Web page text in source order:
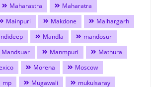
Maharastra
Maharatra
Mainpuri Makdone
Malhargarh
Mandla
mandosur
Mandsuar Manmpuri
Mathura
Morena
Moscow
mp Mugawali
mukulsaray